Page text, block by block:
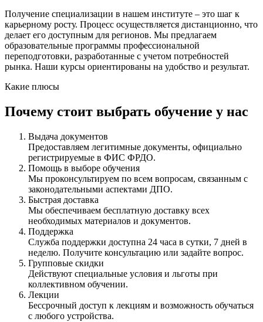
Получение специализации в нашем институте – это шаг к
карьерному росту. Процесс осуществляется дистанционно, что
делает его доступным для регионов. Мы предлагаем
образовательные программы профессиональной
переподготовки, разработанные с учетом потребностей
рынка. Наши курсы ориентированы на удобство и результат.
Какие плюсы
Почему стоит выбрать обучение у нас
Выдача документов
Предоставляем легитимные документы, официально
регистрируемые в ФИС ФРДО.
Помощь в выборе обучения
Мы проконсультируем по всем вопросам, связанным с
законодательными аспектами ДПО.
Быстрая доставка
Мы обеспечиваем бесплатную доставку всех
необходимых материалов и документов.
Поддержка
Служба поддержки доступна 24 часа в сутки, 7 дней в
неделю. Получите консультацию или задайте вопрос.
Групповые скидки
Действуют специальные условия и льготы при
коллективном обучении.
Лекции
Бессрочный доступ к лекциям и возможность обучаться
с любого устройства.